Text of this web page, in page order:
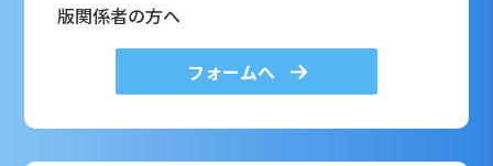
版関係者の方へ
フォームへ